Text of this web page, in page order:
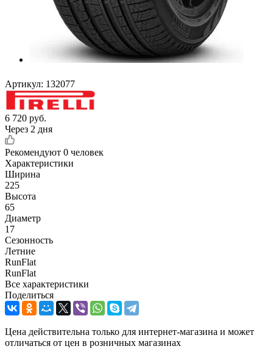
Артикул: 132077
6 720 руб.
Через 2 дня
Рекомендуют 0 человек
Характеристики
Ширина
225
Высота
65
Диаметр
17
Сезонность
Летние
RunFlat
RunFlat
Все характеристики
Поделиться
Цена действительна только для интернет-магазина и может
отличаться от цен в розничных магазинах